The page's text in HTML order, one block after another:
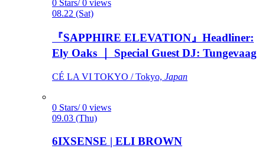
0 Stars/ 0 views
08.22 (Sat)
『SAPPHIRE ELEVATION』Headliner:
Ely Oaks ｜ Special Guest DJ: Tungevaag
CÉ LA VI TOKYO / Tokyo, Japan
0 Stars/ 0 views
09.03 (Thu)
6IXSENSE | ELI BROWN